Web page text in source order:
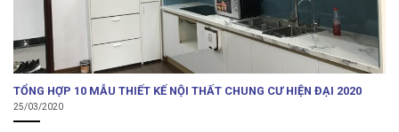
TỔNG HỢP 10 MẪU THIẾT KẾ NỘI THẤT CHUNG CƯ HIỆN ĐẠI 2020
25/03/2020